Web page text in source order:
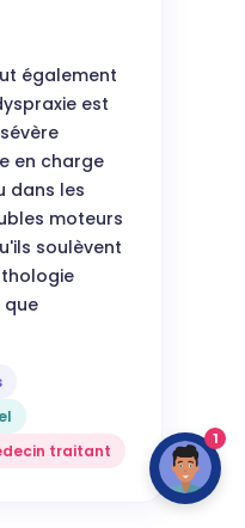
également
est
en charge
dans les
moteurs
soulèvent
traitant
1